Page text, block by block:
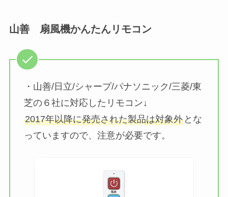
山善 扇風機かんたんリモコン
・山善/日立/シャープ/パナソニック/三菱/東
芝の６社に対応したリモコン↓
2017年以降に発売された製品は対象外とな
っていますので、注意が必要です。